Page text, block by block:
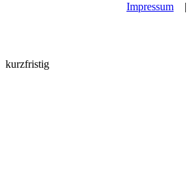
Impressum |
kurzfristig